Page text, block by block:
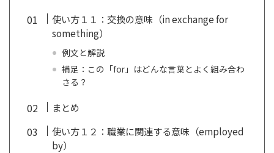
使い方１１：交換の意味（in exchange for
something）
例文と解説
補足：この「for」はどんな言葉とよく組み合わ
さる？
まとめ
使い方１２：職業に関連する意味（employed
by）